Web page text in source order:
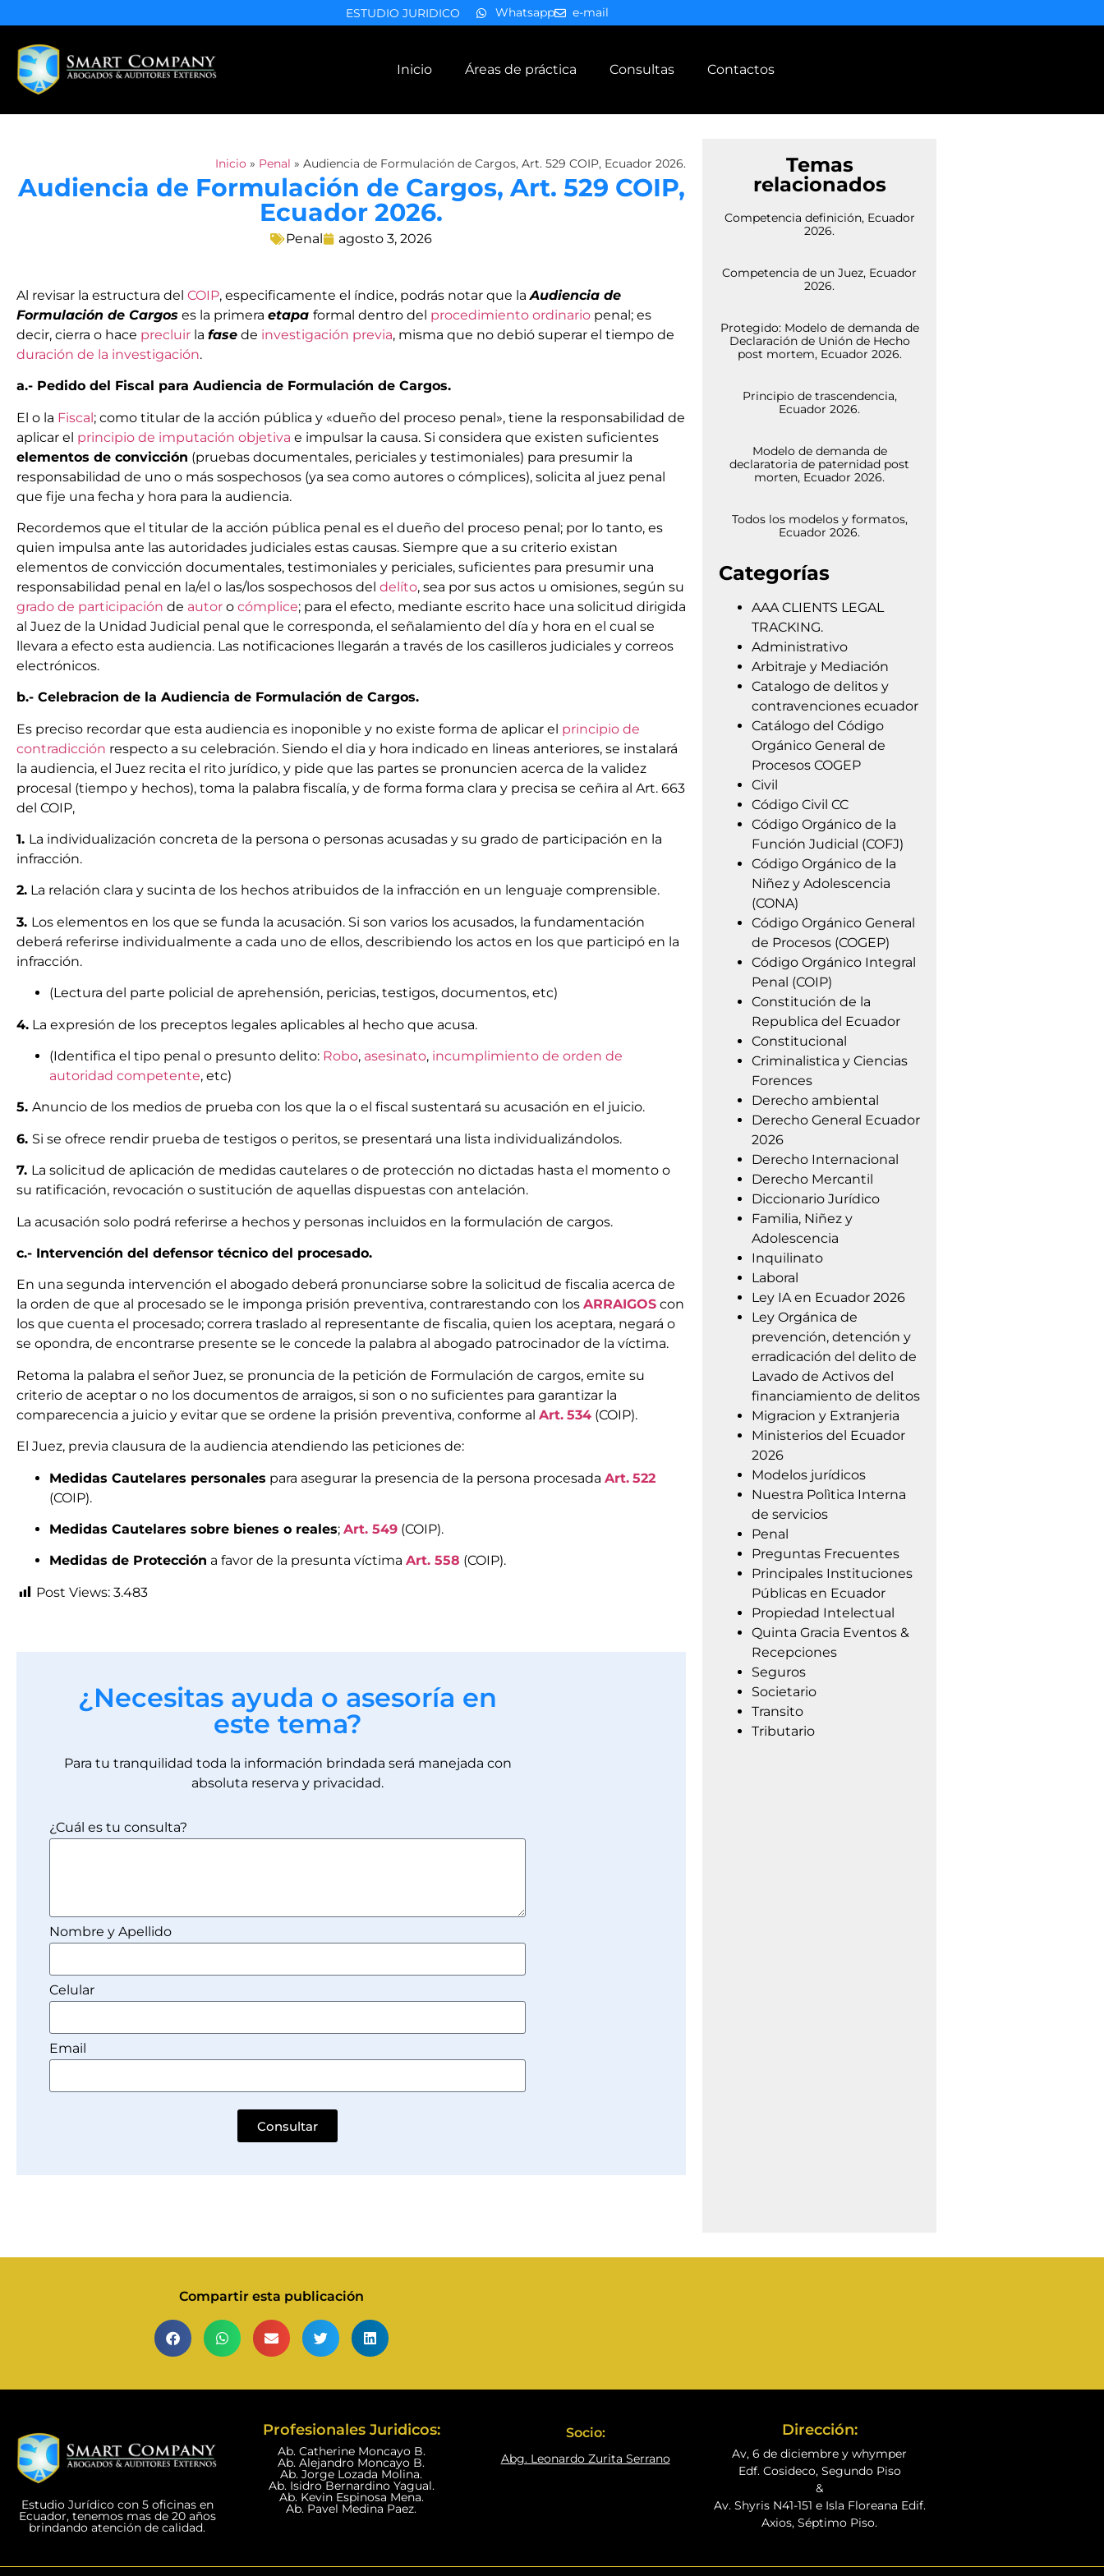
ESTUDIO JURIDICO Whatsapp e-mail
Inicio Áreas de práctica Consultas Contactos
Inicio » Penal » Audiencia de Formulación de Cargos, Art. 529 COIP, Ecuador 2026.
Audiencia de Formulación de Cargos, Art. 529 COIP,
Ecuador 2026.
Penal agosto 3, 2026
Al revisar la estructura del COIP, especificamente el índice, podrás notar que laAudiencia de
Formulación de Cargos es la primera etapa formal dentro del procedimiento ordinario penal; es
decir, cierra o hace precluir la fase de investigación previa, misma que no debió superar el tiempo de
duración de la investigación.
a.- Pedido del Fiscal para Audiencia de Formulación de Cargos.
El o la Fiscal; como titular de la acción pública y «dueño del proceso penal», tiene la responsabilidad de
aplicar el principio de imputación objetiva e impulsar la causa. Si considera que existen suficientes
elementos de convicción (pruebas documentales, periciales y testimoniales) para presumir la
responsabilidad de uno o más sospechosos (ya sea como autores o cómplices), solicita al juez penal
que fije una fecha y hora para la audiencia.
Recordemos que el titular de la acción pública penal es el dueño del proceso penal; por lo tanto, es
quien impulsa ante las autoridades judiciales estas causas. Siempre que a su criterio existan
elementos de convicción documentales, testimoniales y periciales, suficientes para presumir una
responsabilidad penal en la/el o las/los sospechosos del delíto, sea por sus actos u omisiones, según su
grado de participación de autor o cómplice; para el efecto, mediante escrito hace una solicitud dirigida
al Juez de la Unidad Judicial penal que le corresponda, el señalamiento del día y hora en el cual se
llevara a efecto esta audiencia. Las notificaciones llegarán a través de los casilleros judiciales y correos
electrónicos.
b.- Celebracion de la Audiencia de Formulación de Cargos.
Es preciso recordar que esta audiencia es inoponible y no existe forma de aplicar el principio de
contradicción respecto a su celebración. Siendo el dia y hora indicado en lineas anteriores, se instalará
la audiencia, el Juez recita el rito jurídico, y pide que las partes se pronuncien acerca de la validez
procesal (tiempo y hechos), toma la palabra fiscalía, y de forma forma clara y precisa se ceñira al Art. 663
del COIP,
1. La individualización concreta de la persona o personas acusadas y su grado de participación en la
infracción.
2. La relación clara y sucinta de los hechos atribuidos de la infracción en un lenguaje comprensible.
3. Los elementos en los que se funda la acusación. Si son varios los acusados, la fundamentación
deberá referirse individualmente a cada uno de ellos, describiendo los actos en los que participó en la
infracción.
(Lectura del parte policial de aprehensión, pericias, testigos, documentos, etc)
4. La expresión de los preceptos legales aplicables al hecho que acusa.
(Identifica el tipo penal o presunto delito: Robo, asesinato, incumplimiento de orden de
autoridad competente, etc)
5. Anuncio de los medios de prueba con los que la o el fiscal sustentará su acusación en el juicio.
6. Si se ofrece rendir prueba de testigos o peritos, se presentará una lista individualizándolos.
7. La solicitud de aplicación de medidas cautelares o de protección no dictadas hasta el momento o
su ratificación, revocación o sustitución de aquellas dispuestas con antelación.
La acusación solo podrá referirse a hechos y personas incluidos en la formulación de cargos.
c.- Intervención del defensor técnico del procesado.
En una segunda intervención el abogado deberá pronunciarse sobre la solicitud de fiscalia acerca de
la orden de que al procesado se le imponga prisión preventiva, contrarestando con los ARRAIGOS con
los que cuenta el procesado; correra traslado al representante de fiscalia, quien los aceptara, negará o
se opondra, de encontrarse presente se le concede la palabra al abogado patrocinador de la víctima.
Retoma la palabra el señor Juez, se pronuncia de la petición de Formulación de cargos, emite su
criterio de aceptar o no los documentos de arraigos, si son o no suficientes para garantizar la
comparecencia a juicio y evitar que se ordene la prisión preventiva, conforme al Art. 534 (COIP).
El Juez, previa clausura de la audiencia atendiendo las peticiones de:
Medidas Cautelares personales para asegurar la presencia de la persona procesada Art. 522
(COIP).
Medidas Cautelares sobre bienes o reales; Art. 549 (COIP).
Medidas de Protección a favor de la presunta víctima Art. 558 (COIP).
Post Views: 3.483
¿Necesitas ayuda o asesoría en
este tema?
Para tu tranquilidad toda la información brindada será manejada con
absoluta reserva y privacidad.
¿Cuál es tu consulta?
Nombre y Apellido
Celular
Email
Consultar
Temas
relacionados
Competencia definición, Ecuador
2026.
Competencia de un Juez, Ecuador
2026.
Protegido: Modelo de demanda de
Declaración de Unión de Hecho
post mortem, Ecuador 2026.
Principio de trascendencia,
Ecuador 2026.
Modelo de demanda de
declaratoria de paternidad post
morten, Ecuador 2026.
Todos los modelos y formatos,
Ecuador 2026.
Categorías
AAA CLIENTS LEGAL
TRACKING.
Administrativo
Arbitraje y Mediación
Catalogo de delitos y
contravenciones ecuador
Catálogo del Código
Orgánico General de
Procesos COGEP
Civil
Código Civil CC
Código Orgánico de la
Función Judicial (COFJ)
Código Orgánico de la
Niñez y Adolescencia
(CONA)
Código Orgánico General
de Procesos (COGEP)
Código Orgánico Integral
Penal (COIP)
Constitución de la
Republica del Ecuador
Constitucional
Criminalistica y Ciencias
Forences
Derecho ambiental
Derecho General Ecuador
2026
Derecho Internacional
Derecho Mercantil
Diccionario Jurídico
Familia, Niñez y
Adolescencia
Inquilinato
Laboral
Ley IA en Ecuador 2026
Ley Orgánica de
prevención, detención y
erradicación del delito de
Lavado de Activos del
financiamiento de delitos
Migracion y Extranjeria
Ministerios del Ecuador
2026
Modelos jurídicos
Nuestra Polìtica Interna
de servicios
Penal
Preguntas Frecuentes
Principales Instituciones
Públicas en Ecuador
Propiedad Intelectual
Quinta Gracia Eventos &
Recepciones
Seguros
Societario
Transito
Tributario
Compartir esta publicación
Estudio Jurídico con 5 oficinas en
Ecuador, tenemos mas de 20 años
brindando atención de calidad.
Profesionales Juridicos:
Ab. Catherine Moncayo B.
Ab. Alejandro Moncayo B.
Ab. Jorge Lozada Molina.
Ab. Isidro Bernardino Yagual.
Ab. Kevin Espinosa Mena.
Ab. Pavel Medina Paez.
Socio:
Abg. Leonardo Zurita Serrano
Dirección:
Av, 6 de diciembre y whymper
Edf. Cosideco, Segundo Piso
&
Av. Shyris N41-151 e Isla Floreana Edif.
Axios, Séptimo Piso.